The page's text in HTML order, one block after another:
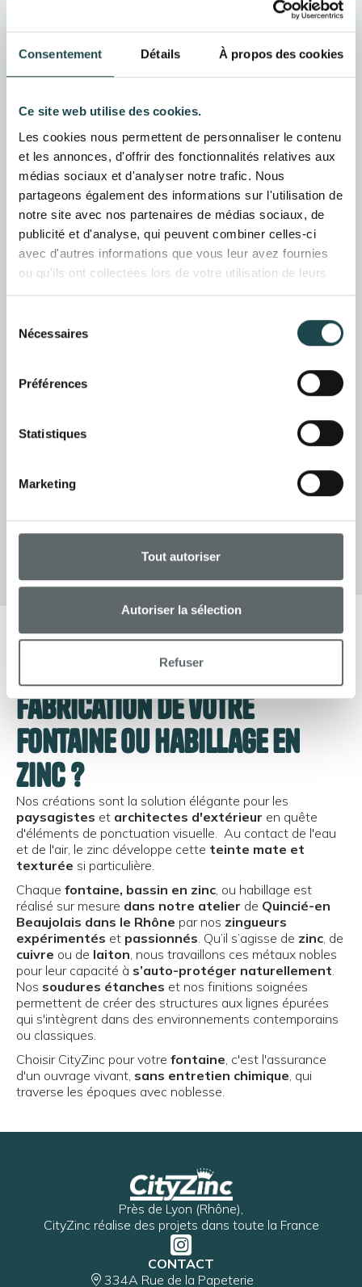
Consentement Détails À propos des cookies
Ce site web utilise des cookies.
Les cookies nous permettent de personnaliser le contenu
et les annonces, d'offrir des fonctionnalités relatives aux
médias sociaux et d'analyser notre trafic. Nous
partageons également des informations sur l'utilisation de
notre site avec nos partenaires de médias sociaux, de
publicité et d'analyse, qui peuvent combiner celles-ci
avec d'autres informations que vous leur avez fournies
ou qu'ils ont collectées lors de votre utilisation de leurs
services.
Nécessaires
Préférences
Statistiques
Marketing
Tout autoriser
Autoriser la sélection
Refuser
agrémenter votre
jardin.
demander
Nous recouvrons vos
fontaines d’un
habillage en zinc pour
apporter une nouvelle
vie à votre point d’eau
demander
murales
élégamment un jardin
d'homme pour le
Pourquoi nous confier la
fabrication de votre
Fontaine ou habillage en
zinc ?
Nos créations sont la solution élégante pour les
paysagistes et architectes d'extérieur en quête
d'éléments de ponctuation visuelle. Au contact de l'eau
et de l'air, le zinc développe cette teinte mate et
texturée si particulière.
Chaque fontaine, bassin en zinc , ou habillage est
réalisé sur mesure dans notre atelier de Quincié-en
Beaujolais dans le Rhône par nos zingueurs
expérimentés et passionnés . Qu’il s’agisse de zinc , de
cuivre ou de laiton , nous travaillons ces métaux nobles
pour leur capacité à s’auto-protéger naturellement
Nos soudures étanches et nos finitions soignées
permettent de créer des structures aux lignes épurées
qui s'intègrent dans des environnements contemporains
ou classiques.
Choisir CityZinc pour votre fontaine , c'est l'assurance
d'un ouvrage vivant, sans entretien chimique , qui
traverse les époques avec noblesse.
Près de Lyon (Rhône),
CityZinc réalise des projets dans toute la France
CONTACT
334A Rue de la Papeterie